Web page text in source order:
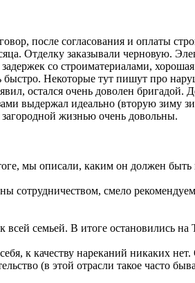
после согласования и оплаты
Отделку заказывали черновую.
со строиматериалами,
Некоторые тут пишут про
остался очень доволен
выдержал идеально (вторую зиму
жизнью очень довольны.
мы описали, каким он должен быть
смело
семьей. В итоге остановились
к качеству нареканий никаких
(в этой отрасли такое часто